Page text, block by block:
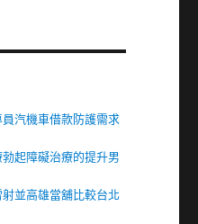
汽機車借款防護需求
起障礙治療的提升男
並高雄當舖比較台北